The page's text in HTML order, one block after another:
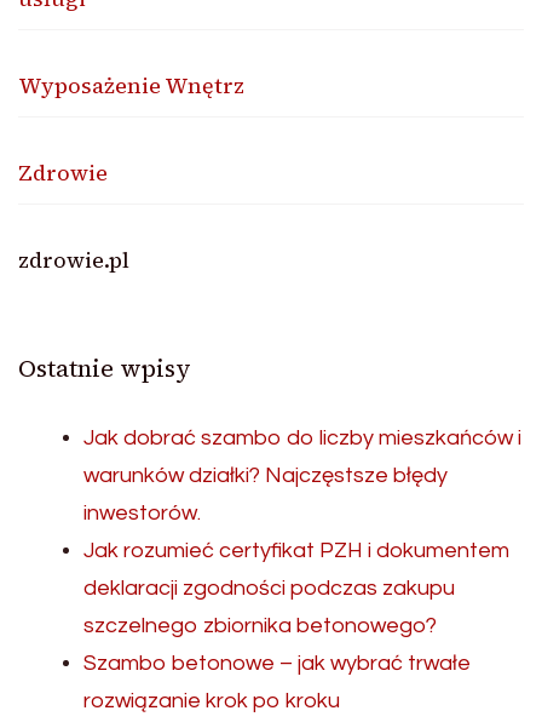
Wyposażenie Wnętrz
Zdrowie
zdrowie.pl
Ostatnie wpisy
Jak dobrać szambo do liczby mieszkańców i
warunków działki? Najczęstsze błędy
inwestorów.
Jak rozumieć certyfikat PZH i dokumentem
deklaracji zgodności podczas zakupu
szczelnego zbiornika betonowego?
Szambo betonowe – jak wybrać trwałe
rozwiązanie krok po kroku